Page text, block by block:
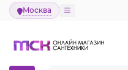
Москва